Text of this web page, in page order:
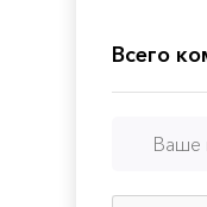
Всего